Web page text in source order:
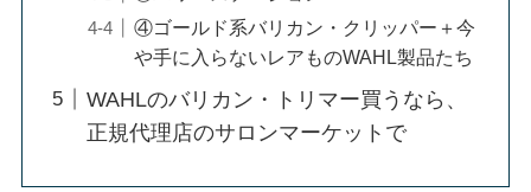
④ゴールド系バリカン・クリッパー＋今
や手に入らないレアものWAHL製品たち
WAHLのバリカン・トリマー買うなら、
正規代理店のサロンマーケットで